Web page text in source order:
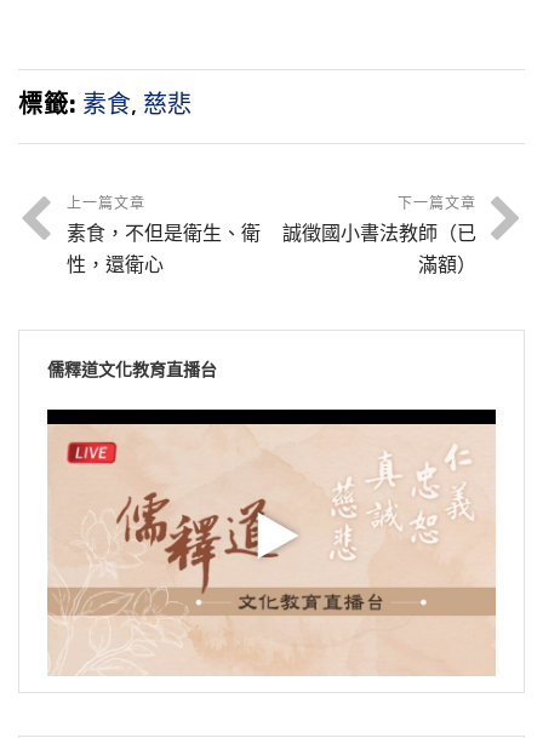
標籤: 素食, 慈悲
上一篇文章
素食，不但是衛生、衛
性，還衛心
下一篇文章
誠徵國小書法教師（已
滿額）
儒釋道文化教育直播台